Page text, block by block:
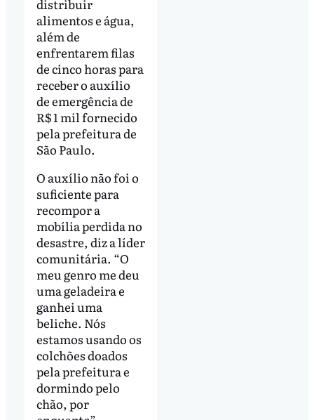
distribuir
alimentos e água,
além de
enfrentarem filas
de cinco horas para
receber o auxílio
de emergência de
R$ 1 mil fornecido
pela prefeitura de
São Paulo.
O auxílio não foi o
suficiente para
recompor a
mobília perdida no
desastre, diz a líder
comunitária. “O
meu genro me deu
uma geladeira e
ganhei uma
beliche. Nós
estamos usando os
colchões doados
pela prefeitura e
dormindo pelo
chão, por